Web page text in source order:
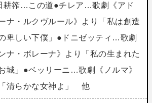
耕筰…この道●チレア…歌劇《アド
ナ・ルクヴルール》より「私は創造
卑しい下僕」●ドニゼッティ…歌劇
ンナ・ボレーナ》より「私の生まれた
城」●ベッリーニ…歌劇《ノルマ》
清らかな女神よ」 他